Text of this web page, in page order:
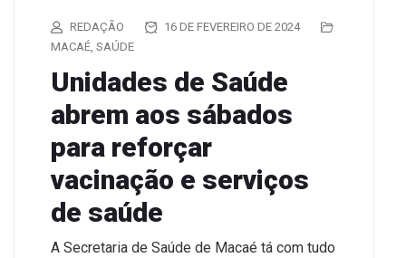
REDAÇÃO
16 DE FEVEREIRO DE 2024
MACAÉ, SAÚDE
Unidades de Saúde
abrem aos sábados
para reforçar
vacinação e serviços
de saúde
A Secretaria de Saúde de Macaé tá com tudo